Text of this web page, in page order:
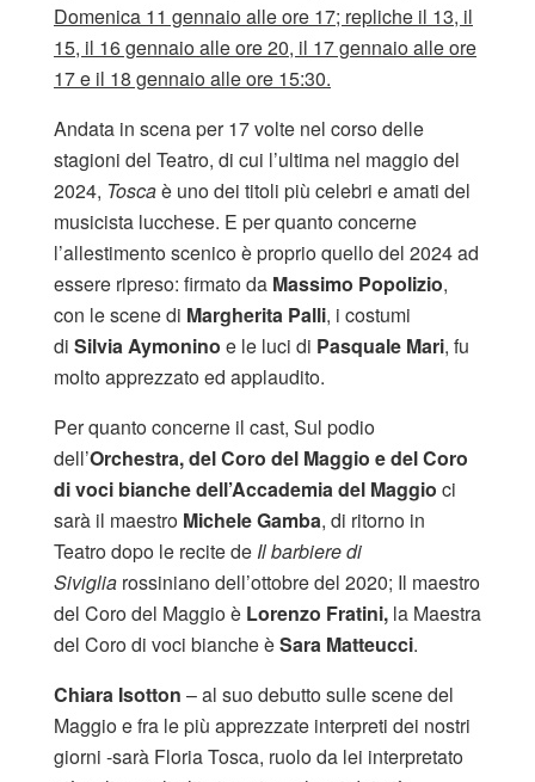
Domenica 11 gennaio alle ore 17; repliche il 13, il
15, il 16 gennaio alle ore 20, il 17 gennaio alle ore
17 e il 18 gennaio alle ore 15:30.
Andata in scena per 17 volte nel corso delle
stagioni del Teatro, di cui l’ultima nel maggio del
2024, Toscaè uno dei titoli più celebri e amati del
musicista lucchese. E per quanto concerne
l’allestimento scenico è proprio quello del 2024 ad
essere ripreso: firmato da Massimo Popolizio,
con le scene di Margherita Palli, i costumi
di Silvia Aymonino e le luci di Pasquale Mari, fu
molto apprezzato ed applaudito.
Per quanto concerne il cast, Sul podio
dell’Orchestra, del Coro del Maggio e del Coro
di voci bianche dell’Accademia del Maggio ci
sarà il maestro Michele Gamba, di ritorno in
Teatro dopo le recite de Il barbiere di
Siviglia rossiniano dell’ottobre del 2020; Il maestro
del Coro del Maggio è Lorenzo Fratini, la Maestra
del Coro di voci bianche èSara Matteucci.
Chiara Isotton – al suo debutto sulle scene del
Maggio e fra le più apprezzate interpreti dei nostri
giorni -sarà Floria Tosca, ruolo da lei interpretato